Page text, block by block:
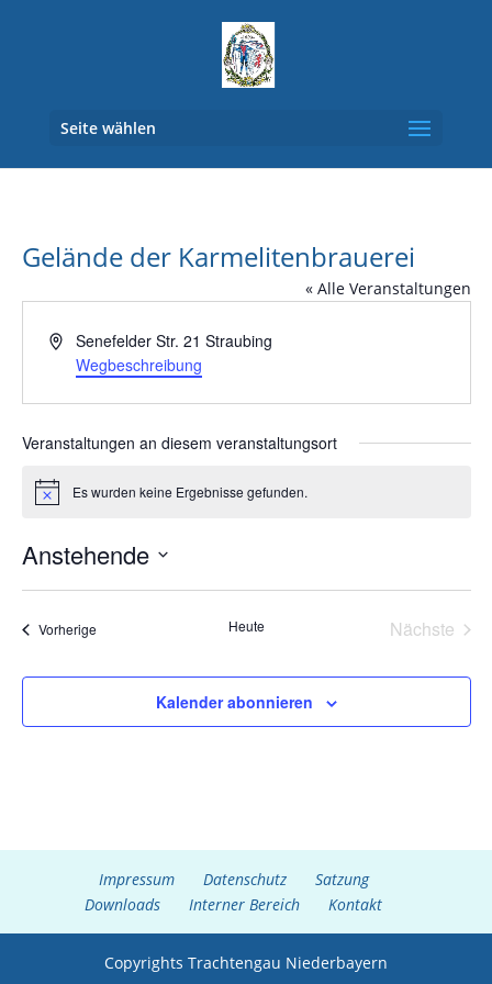
Seite wählen
Gelände der Karmelitenbrauerei
« Alle Veranstaltungen
AdresseSenefelder Str. 21 Straubing
Wegbeschreibung
Veranstaltungen an diesem veranstaltungsort
HinweisEs wurden keine Ergebnisse gefunden.
Anstehende
VorherigeVeranstaltungen Heute
Nächste
Kalender abonnieren
Impressum Datenschutz
Satzung
Downloads
Interner Bereich Kontakt
Copyrights Trachtengau Niederbayern